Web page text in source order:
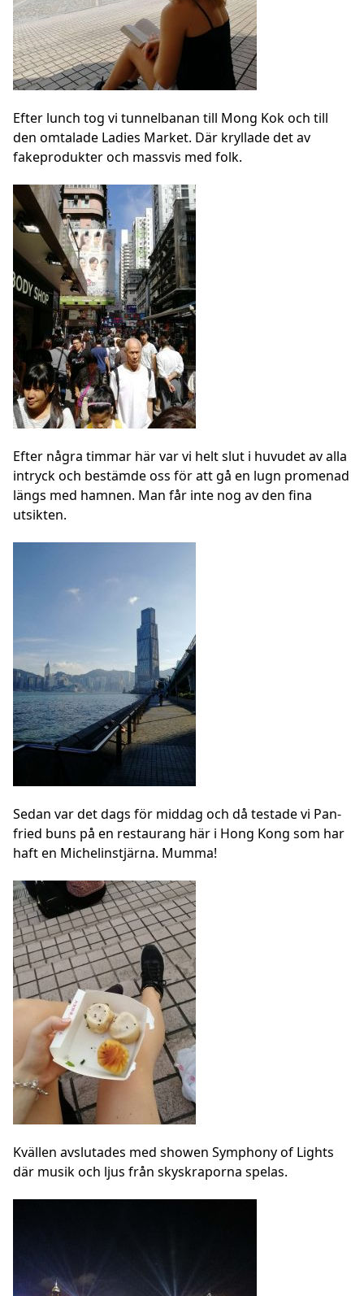
Efter lunch tog vi tunnelbanan till Mong Kok och till
den omtalade Ladies Market. Där kryllade det av
fakeprodukter och massvis med folk.
Efter några timmar här var vi helt slut i huvudet av alla
intryck och bestämde oss för att gå en lugn promenad
längs med hamnen. Man får inte nog av den fina
utsikten.
Sedan var det dags för middag och då testade vi Pan-
fried buns på en restaurang här i Hong Kong som har
haft en Michelinstjärna. Mumma!
Kvällen avslutades med showen Symphony of Lights
där musik och ljus från skyskraporna spelas.